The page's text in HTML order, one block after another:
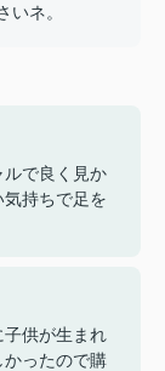
いネ。
で良く見か
持ちで足を
子供が生まれ
ったので購